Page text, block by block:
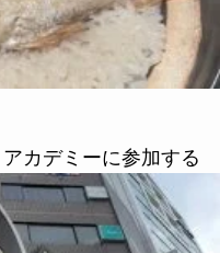
カデミーに参加する